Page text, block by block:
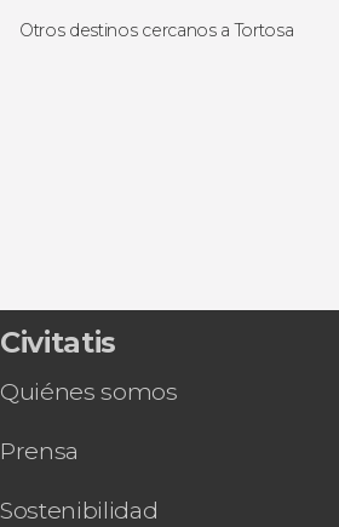
Otros destinos cercanos a Tortosa
Civitatis
Quiénes somos
Prensa
Sostenibilidad